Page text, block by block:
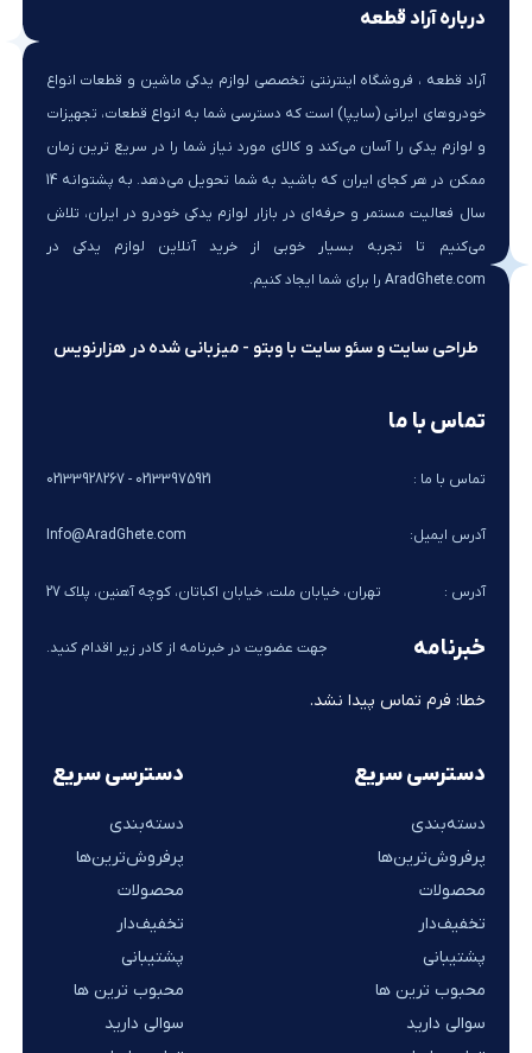
درباره آراد قطعه
آراد قطعه ، فروشگاه اینترنتی تخصصی لوازم یدکی ماشین و قطعات انواع
خودروهای ایرانی (سایپا) است که دسترسی شما به انواع قطعات، تجهیزات
و لوازم یدکی را آسان می‌کند و کالای مورد نیاز شما را در سریع ترین زمان
ممکن در هر کجای ایران که باشید به شما تحویل می‌دهد. به پشتوانه 14
سال فعالیت مستمر و حرفه‌ای در بازار لوازم یدکی خودرو در ایران، تلاش
می‌کنیم تا تجربه بسیار خوبی از خرید آنلاین لوازم یدکی در
AradGhete.com را برای شما ایجاد کنیم.
دسترسی سریع
دسته‌بندی
پرفروش‌ترین‌ها
محصولات
تخفیف‌دار
پشتیبانی
محبوب ترین ها
سوالی دارید
تماس با ما
تماس با ما : 02133975921 - 02133928267
آدرس ایمیل: Info@AradGhete.com
آدرس : تهران، خیابان ملت، خیابان اکباتان، کوچه آهنین، پلاک 27
خبرنامه جهت عضویت در خبرنامه از کادر زیر اقدام کنید.
خطا: فرم تماس پیدا نشد.
دسترسی سریع
دسته‌بندی
پرفروش‌ترین‌ها
محصولات
تخفیف‌دار
پشتیبانی
محبوب ترین ها
سوالی دارید
طراحی سایت و سئو سایت با وبتو - میزبانی شده در هزارنویس